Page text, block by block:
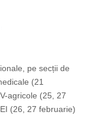
pe secții de
(21
agricole (25, 27
(26, 27 februarie)